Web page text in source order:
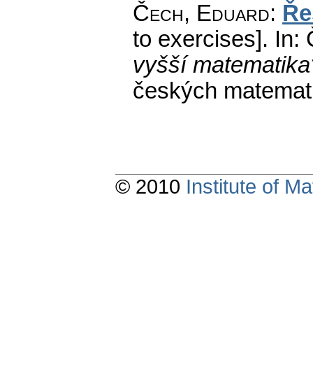
Čech, Eduard:
to exercises]. In:
vyšší
českých
© 2010 Institute of